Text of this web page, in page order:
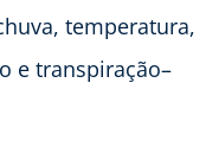
temperatura,
e transpiração–